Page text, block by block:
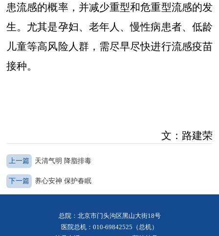
患流感的概率，并减少重型和危重型流感的发
生。尤其是孕妇、老年人、慢性病患者、低龄
儿童等高风险人群，需尽早尽快进行流感疫苗
接种。
文：路建荣
上一篇 天清气明 降脂排毒
下一篇 养心安神 保护春眠
总院：北京市门头沟区黑山大街18号
医院总机：010-69842525（总机）